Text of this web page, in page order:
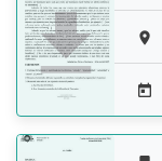
 
